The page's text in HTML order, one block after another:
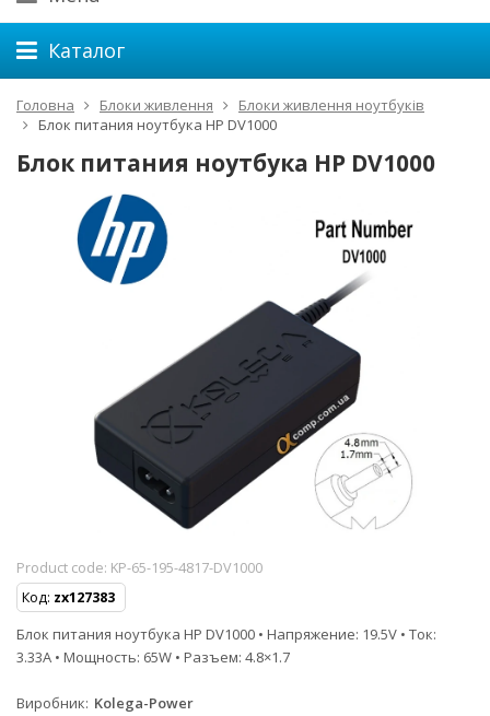
Каталог
Головна Блоки живлення
Блоки живлення ноутбуків
Блок питания ноутбука HP DV1000
Блок питания ноутбука HP DV1000
Product code: KP-65-195-4817-DV1000
Код: zx127383
Блок питания ноутбука HP DV1000 • Напряжение: 19.5V • Ток:
3.33A • Мощность: 65W • Разъем: 4.8×1.7
Виробник Kolega-Power